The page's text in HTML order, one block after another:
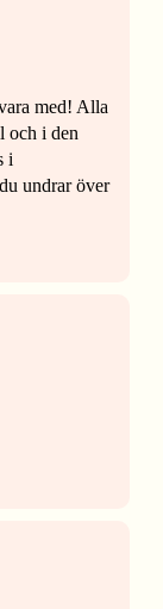
med! Alla
och i den
i
undrar över